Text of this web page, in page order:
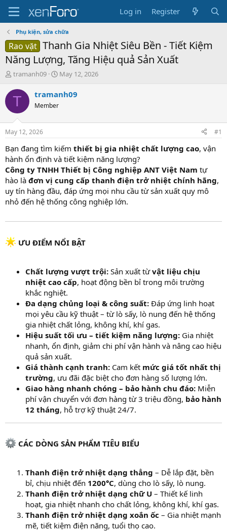
Log in Register
Phụ kiện, sửa chữa
Rao vặt Thanh Gia Nhiệt Siêu Bền - Tiết Kiệm
Năng Lượng, Tăng Hiệu quả Sản Xuất
T
r
d
t
a
t
e
r
tramanh09
S
a
t
e
May 12, 2026
T tramanh09
Member
May 12, 2026 #1
Bạn đang tìm kiếm thiết bị gia nhiệt chất lượng cao, vận
hành ổn định và tiết kiệm năng lượng?
Công ty TNHH Thiết bị Công nghiệp ANT Việt Nam tự
hào là đơn vị cung cấp thanh điện trở nhiệt chính hãng,
uy tín hàng đầu, đáp ứng mọi nhu cầu từ sản xuất quy mô
nhỏ đến hệ thống công nghiệp lớn.
ƯU ĐIỂM NỔI BẬT
Chất lượng vượt trội: Sản xuất từvật liệu chịu
nhiệt cao cấp, hoạt động bền bỉ trong môi trường
khắc nghiệt.
Đa dạng chủng loại & công suất: Đáp ứng linh hoạt
mọi yêu cầu kỹ thuật – từ lò sấy, lò nung đến hệ thống
gia nhiệt chất lỏng, không khí, khí gas.
Hiệu suất tối ưu – tiết kiệm năng lượng: Gia nhiệt
nhanh, ổn định, giảm chi phí vận hành và nâng cao hiệu
quả sản xuất.
Giá thành cạnh tranh: Cam kết mức giá tốt nhất thị
trường, ưu đãi đặc biệt cho đơn hàng số lượng lớn.
Giao hàng nhanh chóng – bảo hành chu đáo: Miễn
phí vận chuyển với đơn hàng từ 3 triệu đồng, bảo hành
12 tháng, hỗ trợ kỹ thuật 24/7.
CÁC DÒNG SẢN PHẨM TIÊU BIỂU
Thanh điện trở nhiệt dạng thẳng – Dễ lắp đặt, bền
bỉ, chịu nhiệt đến 1200°C, dùng cho lò sấy, lò nung.
Thanh điện trở nhiệt dạng chữ U – Thiết kế linh
hoạt, gia nhiệt nhanh cho chất lỏng, không khí, khí gas.
Thanh điện trở nhiệt dạng xoắn ốc – Gia nhiệt mạnh
mẽ, tiết kiệm điện năng, tuổi thọ cao.